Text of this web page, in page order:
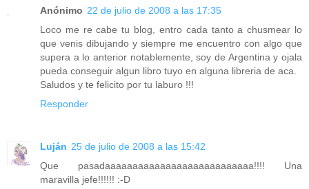
Anónimo 22 de julio de 2008 a las 17:35
Loco me re cabe tu blog, entro cada tanto a chusmear lo
que venis dibujando y siempre me encuentro con algo que
supera a lo anterior notablemente, soy de Argentina y ojala
pueda conseguir algun libro tuyo en alguna libreria de aca.
Saludos y te felicito por tu laburo !!!
Responder
Luján 25 de julio de 2008 a las 15:42
Que pasadaaaaaaaaaaaaaaaaaaaaaaaaaaa!!!! Una
maravilla jefe!!!!!! :-D